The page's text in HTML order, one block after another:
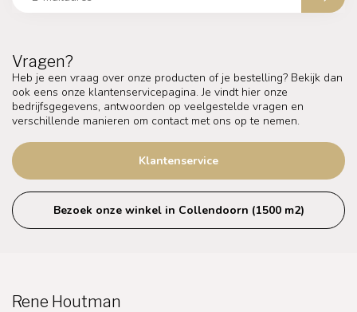
Vragen?
Heb je een vraag over onze producten of je bestelling? Bekijk dan
ook eens onze klantenservicepagina. Je vindt hier onze
bedrijfsgegevens, antwoorden op veelgestelde vragen en
verschillende manieren om contact met ons op te nemen.
Klantenservice
Bezoek onze winkel in Collendoorn (1500 m2)
Rene Houtman